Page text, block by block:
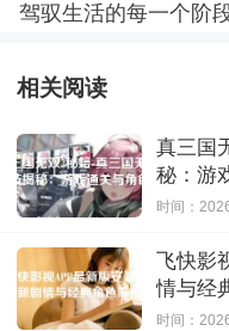
驾驭生活的每一个阶段
相关阅读
真三国
秘：游
时间：
飞快影
情与经
观影快
时间：